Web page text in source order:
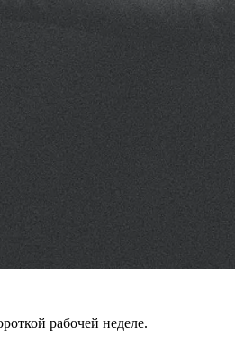
рабочей неделе.